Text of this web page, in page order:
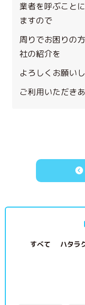
業者を呼ぶこと
ますので
周りでお困りの
社の紹介を
よろしくお願い
ご利用いただき
すべて ハタラ